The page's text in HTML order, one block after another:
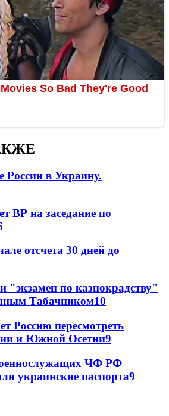
России в Украину.
ВР на заседание по
отсчета 30 дней до
"экзамен по казнокрадству"
Табачником10
Россию пересмотреть
и Южной Осетии9
ЧФ РФ
украинские паспорта9